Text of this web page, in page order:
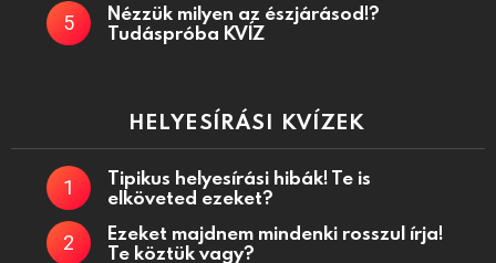
Nézzük milyen az észjárásod!?
Tudáspróba KVÍZ
HELYESÍRÁSI KVÍZEK
Tipikus helyesírási hibák! Te is
elköveted ezeket?
Ezeket majdnem mindenki rosszul írja!
Te köztük vagy?